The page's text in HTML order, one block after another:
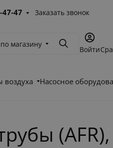
47-47 Заказать звонок
магазину ПоискВойти
Насосное